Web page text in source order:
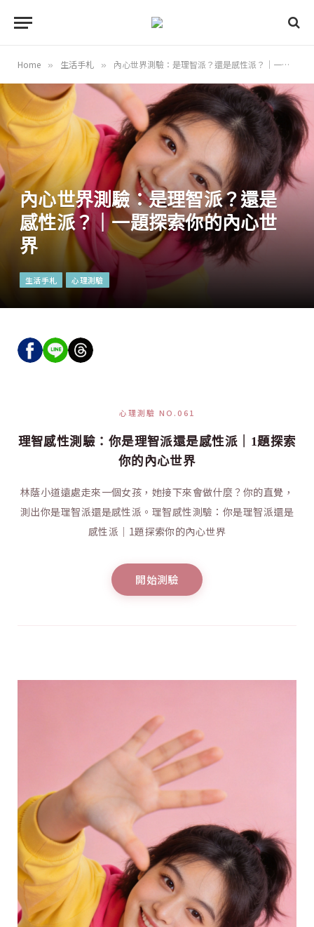
Home » 生活手札 » 內心世界測驗：是理智派？還是感性派？｜一題探索你的內心世界
內心世界測驗：是理智派？還是
感性派？｜一題探索你的內心世
界
生活手札 心理測驗
心理測驗 NO.061
理智感性測驗：你是理智派還是感性派｜1題探索
你的內心世界
林蔭小道遠處走來一個女孩，她接下來會做什麼？你的直覺，
測出你是理智派還是感性派。理智感性測驗：你是理智派還是
感性派｜1題探索你的內心世界
開始測驗
分享 FACEBOOK 傳送 LINE